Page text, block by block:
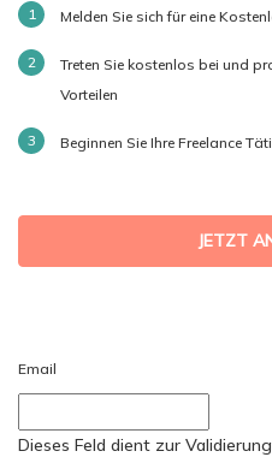
Melden Sie sich für eine
Treten Sie kostenlos bei und
Vorteilen
Beginnen Sie Ihre Freelance
JETZT
Email
Dieses Feld dient zur